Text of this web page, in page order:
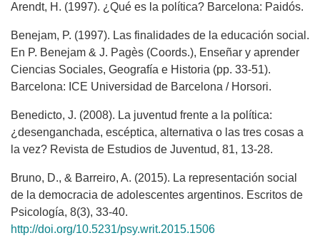
Arendt, H. (1997). ¿Qué es la política? Barcelona: Paidós.
Benejam, P. (1997). Las finalidades de la educación social.
En P. Benejam & J. Pagès (Coords.), Enseñar y aprender
Ciencias Sociales, Geografía e Historia (pp. 33-51).
Barcelona: ICE Universidad de Barcelona / Horsori.
Benedicto, J. (2008). La juventud frente a la política:
¿desenganchada, escéptica, alternativa o las tres cosas a
la vez? Revista de Estudios de Juventud, 81, 13-28.
Bruno, D., & Barreiro, A. (2015). La representación social
de la democracia de adolescentes argentinos. Escritos de
Psicología, 8(3), 33-40.
http://doi.org/10.5231/psy.writ.2015.1506